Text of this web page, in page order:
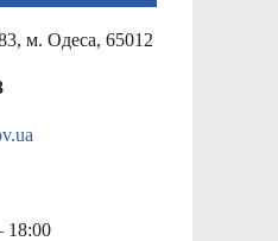
м. Одеса, 65012
18:00